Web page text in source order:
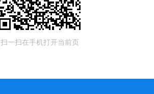
扫一扫在手机打开当前页